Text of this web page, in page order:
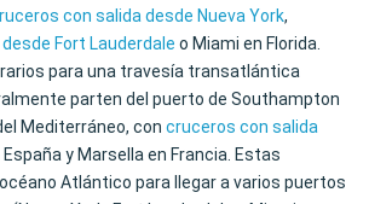
con salida desde Nueva York,
Fort Lauderdale o Miami en Florida.
para una travesía transatlántica
parten del puerto de Southampton
Mediterráneo, con cruceros con salida
España y Marsella en Francia. Estas
Atlántico para llegar a varios puertos